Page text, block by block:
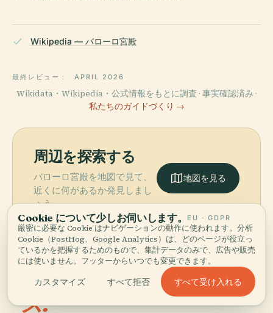
Wikipedia — バローロ宮殿
最終レビュー： APRIL 2026
Wikidata・Wikipedia・公式情報をもとに調査 · 事実確認済み ·
私たちのガイドづくり →
周辺を探索する
バローロ宮殿を地図で見て、
近くに何があるか発見しまし
ょう。
地図を見る
More in ブエノスアイレ
ス.
Cookie について少しお伺いします。 EU · GDPR
厳密に必要な Cookie はナビゲーションの動作に使われます。分析
Cookie（PostHog、Google Analytics）は、どのページが役立っ
ているかを把握するためのもので、集計データのみで、広告や販売
には使いません。フッターからいつでも変更できます。
カスタマイズ すべて拒否 すべて受け入れる